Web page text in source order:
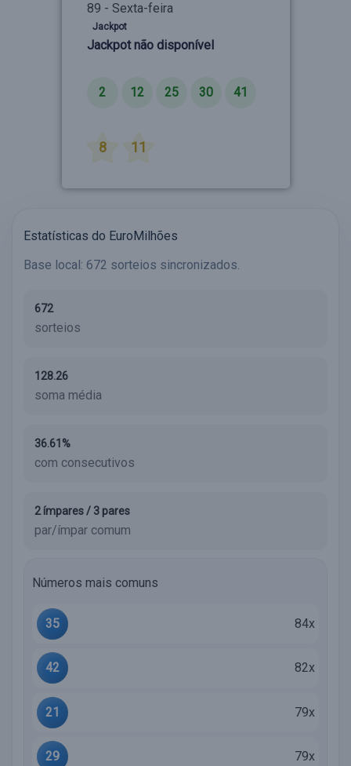
89 - Sexta-feira
Jackpot
Jackpot não disponível
2 12 25 30 41
8 11
Estatísticas do EuroMilhões
Base local: 672 sorteios sincronizados.
672
sorteios
128.26
soma média
36.61%
com consecutivos
2 ímpares / 3 pares
par/ímpar comum
Números mais comuns
35 84x
42 82x
21 79x
29 79x